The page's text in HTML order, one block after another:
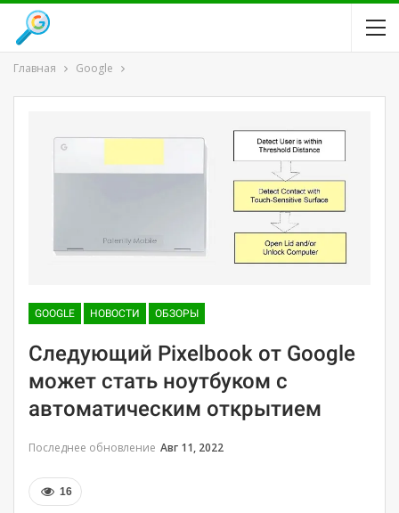
Главная Google
GOOGLE НОВОСТИ ОБЗОРЫ
Следующий Pixelbook от Google
может стать ноутбуком с
автоматическим открытием
Последнее обновление Авг 11, 2022
16